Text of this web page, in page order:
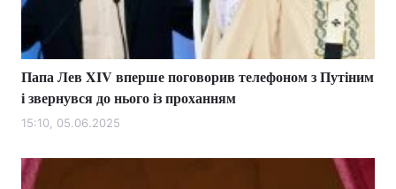
Контакти
Послуги
Папа Лев XIV вперше поговорив телефоном з Путіним
і звернувся до нього із проханням
15:10, 05.06.2025